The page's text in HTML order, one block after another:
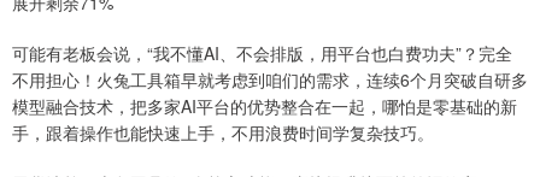
可能有老板会说，“我不懂AI、不会排版，用平台也白费功夫”？完全
不用担心！火兔工具箱早就考虑到咱们的需求，连续6个月突破自研多
模型融合技术，把多家AI平台的优势整合在一起，哪怕是零基础的新
手，跟着操作也能快速上手，不用浪费时间学复杂技巧。